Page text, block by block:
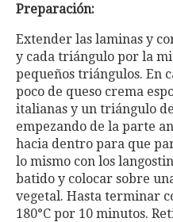
Preparación:
Extender las laminas y
y cada triángulo por la
pequeños triángulos. En
poco de queso crema
italianas y un triángulo
empezando de la parte
hacia dentro para que
lo mismo con los
batido y colocar sobre
vegetal. Hasta terminar
180°C por 10 minutos.